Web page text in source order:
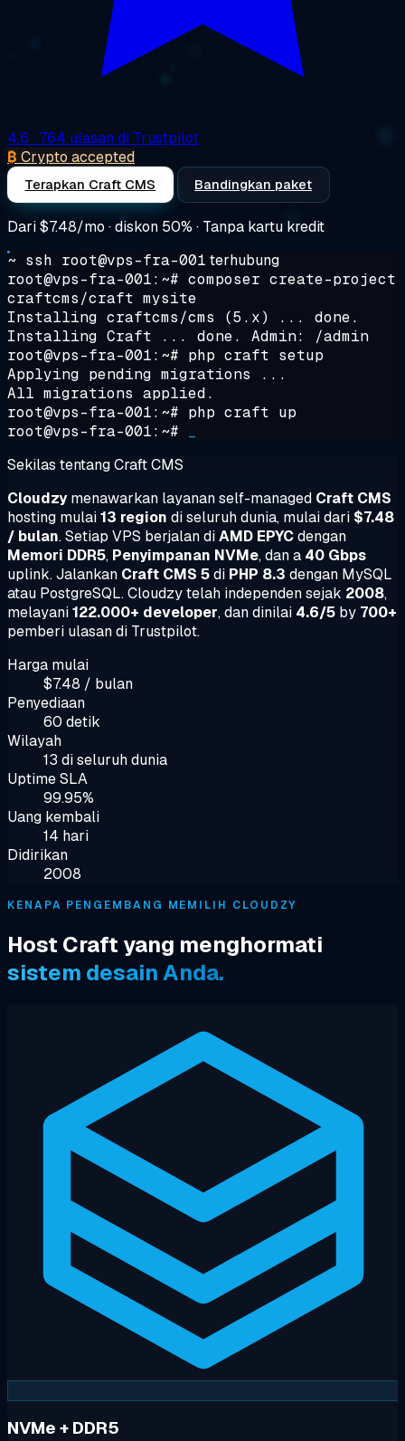
4.6 · 764 ulasan di Trustpilot
₿ Crypto accepted
Terapkan Craft CMS Bandingkan paket
Dari$7.48/mo · diskon 50% · Tanpa kartu kredit
~ ssh root@vps-fra-001 terhubung
root@vps-fra-001:~# composer create-project
craftcms/craft mysite
Installing craftcms/cms (5.x) ... done.
Installing Craft ... done. Admin: /admin
root@vps-fra-001:~# php craft setup
Applying pending migrations ...
All migrations applied.
root@vps-fra-001:~# php craft up
root@vps-fra-001:~#
Sekilas tentang Craft CMS
Cloudzymenawarkan layanan self-managed Craft CMS
hosting mulai13 region di seluruh dunia, mulai dari $7.48
/ bulan. Setiap VPS berjalan diAMD EPYCdengan
Memori DDR5, Penyimpanan NVMe, dan a 40 Gbps
uplink. Jalankan Craft CMS 5di PHP 8.3 dengan MySQL
atau PostgreSQL. Cloudzy telah independen sejak 2008,
melayani122.000+ developer, dan dinilai 4.6/5 by 700+
pemberi ulasan di Trustpilot.
Harga mulai
$7.48 / bulan
Penyediaan
60 detik
Wilayah
13 di seluruh dunia
Uptime SLA
99.95%
Uang kembali
14 hari
Didirikan
2008
KENAPA PENGEMBANG MEMILIH CLOUDZY
Host Craft yang menghormati
sistem desain Anda.
NVMe + DDR5